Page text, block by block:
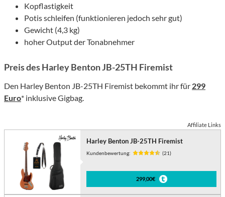
Kopflastigkeit
Potis schleifen (funktionieren jedoch sehr gut)
Gewicht (4,3 kg)
hoher Output der Tonabnehmer
Preis des Harley Benton JB-25TH Firemist
Den Harley Benton JB-25TH Firemist bekommt ihr für 299
Euro* inklusive Gigbag.
Affiliate Links
Harley Benton JB-25TH Firemist
Kundenbewertung: (21)
299,00€